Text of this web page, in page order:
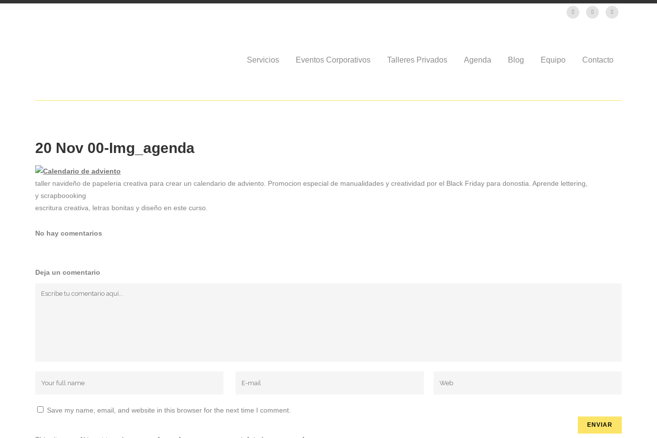
Servicios Eventos Corporativos Talleres Privados Agenda Blog Equipo Contacto
20 Nov 00-Img_agenda
taller navideño de papeleria creativa para crear un calendario de adviento. Promocion especial de manualidades y creatividad por el Black Friday para donostia. Aprende lettering,
y scrapboooking
escritura creativa, letras bonitas y diseño en este curso.
No hay comentarios
Deja un comentario
Save my name, email, and website in this browser for the next time I comment.